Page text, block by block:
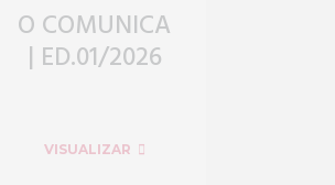
O COMUNICA
| ED.01/2026
VISUALIZAR